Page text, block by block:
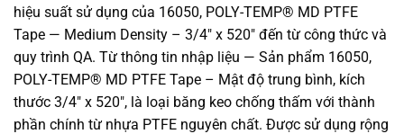
hiệu suất sử dụng của 16050, POLY-TEMP® MD PTFE
Tape — Medium Density – 3/4″ x 520″ đến từ công thức và
quy trình QA. Từ thông tin nhập liệu — Sản phẩm 16050,
POLY-TEMP® MD PTFE Tape – Mật độ trung bình, kích
thước 3/4″ x 520″, là loại băng keo chống thấm với thành
phần chính từ nhựa PTFE nguyên chất. Được sử dụng rộng